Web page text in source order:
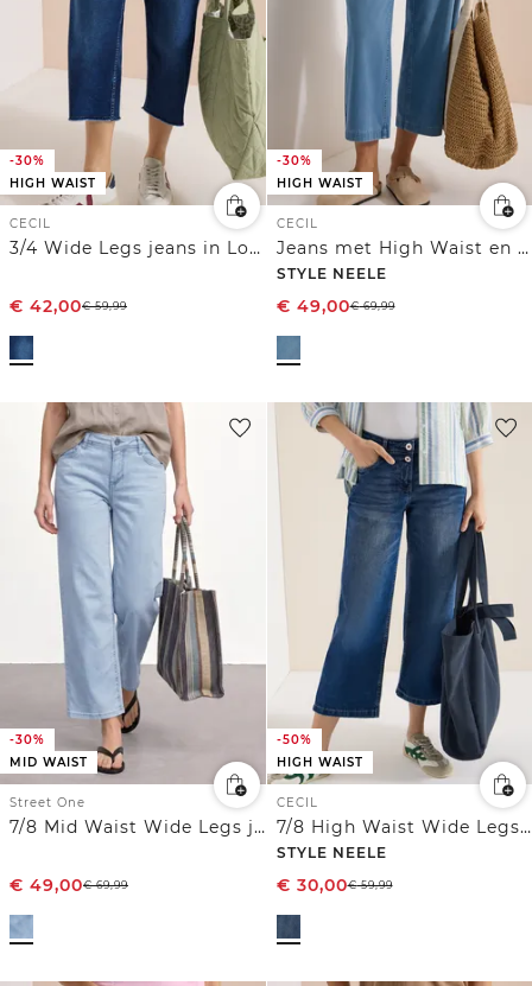
-30%
HIGH WAIST
CECIL
3/4 Wide Legs jeans in Loose Fit
€ 42,00€59,99
-30%
HIGH WAIST
CECIL
Jeans met High Waist en Wide Leg pijpen in een Loose Fit pasvorm
STYLE NEELE
€ 49,00€69,99
-30%
MID WAIST
Street One
7/8 Mid Waist Wide Legs jeans in Loose Fit
€ 49,00€69,99
-50%
HIGH WAIST
CECIL
7/8 High Waist Wide Legs jeans in Loose Fit
STYLE NEELE
€ 30,00€59,99